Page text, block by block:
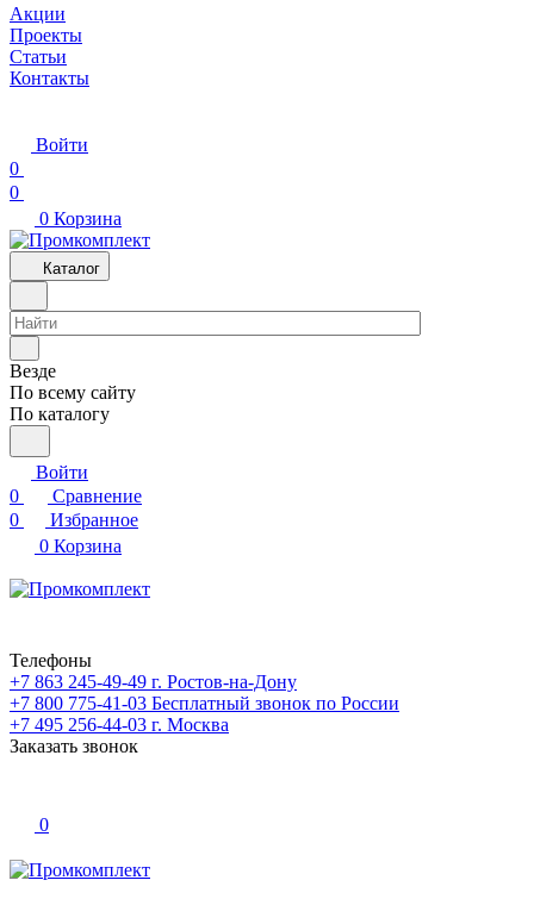
Акции
Проекты
Статьи
Контакты
Войти
0
0
0 Корзина
Каталог
Везде
По всему сайту
По каталогу
Войти
0
Сравнение
0
Избранное
0 Корзина
Телефоны
+7 863 245-49-49 г. Ростов-на-Дону
+7 800 775-41-03 Бесплатный звонок по России
+7 495 256-44-03 г. Москва
Заказать звонок
0